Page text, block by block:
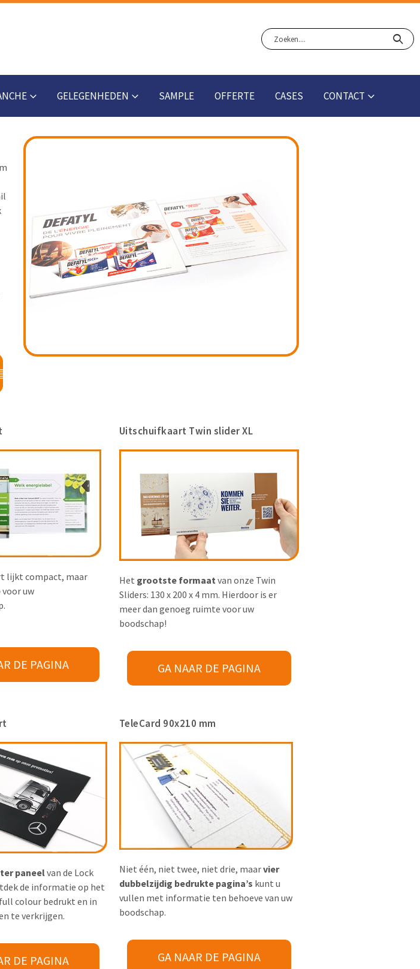
GELEGENHEDEN SAMPLE OFFERTE CASES CONTACT
lijkt compact, maar
voor uw
DE PAGINA
Uitschuifkaart Twin slider XL
Het grootste formaat van onze Twin
Sliders: 130 x 200 x 4 mm. Hierdoor is er
meer dan genoeg ruimte voor uw
boodschap!
GA NAAR DE PAGINA
paneelvan de Lock
de informatie op het
colour bedrukt en in
te verkrijgen.
DE PAGINA
TeleCard 90x210 mm
Niet één, niet twee, niet drie, maarvier
dubbelzijdig bedrukte pagina’s kunt u
vullen met informatie ten behoeve van uw
boodschap.
GA NAAR DE PAGINA